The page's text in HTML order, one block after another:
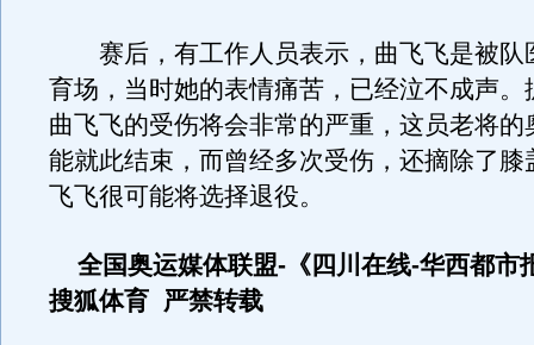
赛后，有工作人员表示，曲飞飞是被队
育场，当时她的表情痛苦，已经泣不成声。
曲飞飞的受伤将会非常的严重，这员老将的
能就此结束，而曾经多次受伤，还摘除了膝
飞飞很可能将选择退役。
全国奥运媒体联盟-《四川在线-华西都市
搜狐体育 严禁转载